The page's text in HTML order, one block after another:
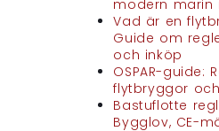
modern marin
Vad är en
Guide om
och inköp
OSPAR-guide:
flytbryggor
Bastuflotte
Bygglov, CE-